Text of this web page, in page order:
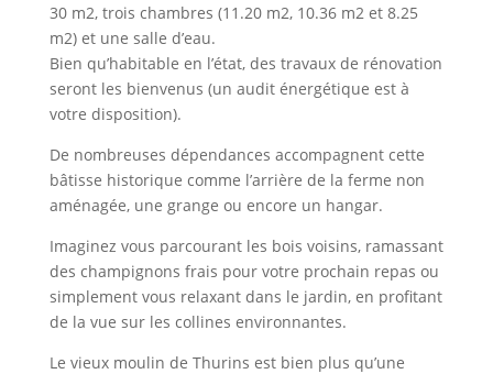
30 m2, trois chambres (11.20 m2, 10.36 m2 et 8.25
m2) et une salle d’eau.
Bien qu’habitable en l’état, des travaux de rénovation
seront les bienvenus (un audit énergétique est à
votre disposition).
De nombreuses dépendances accompagnent cette
bâtisse historique comme l’arrière de la ferme non
aménagée, une grange ou encore un hangar.
Imaginez vous parcourant les bois voisins, ramassant
des champignons frais pour votre prochain repas ou
simplement vous relaxant dans le jardin, en profitant
de la vue sur les collines environnantes.
Le vieux moulin de Thurins est bien plus qu’une